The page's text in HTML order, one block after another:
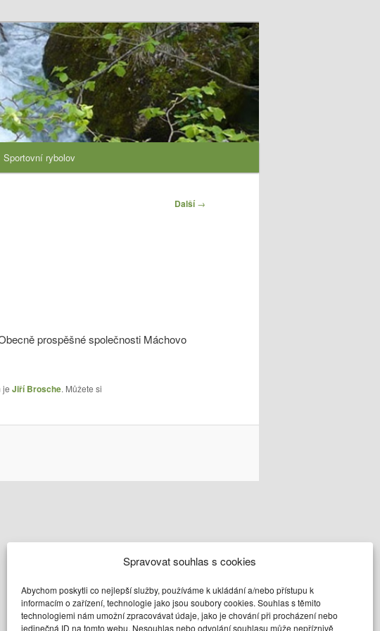
Spravovat souhlas s cookies
Abychom poskytli co nejlepší služby, používáme k ukládání a/nebo přístupu k
informacím o zařízení, technologie jako jsou soubory cookies. Souhlas s těmito
technologiemi nám umožní zpracovávat údaje, jako je chování při procházení nebo
jedinečná ID na tomto webu. Nesouhlas nebo odvolání souhlasu může nepříznivě
Sportovní rybolov
Další→
prospěšné společnosti Máchovo
je Jiří Brosche. Můžete si